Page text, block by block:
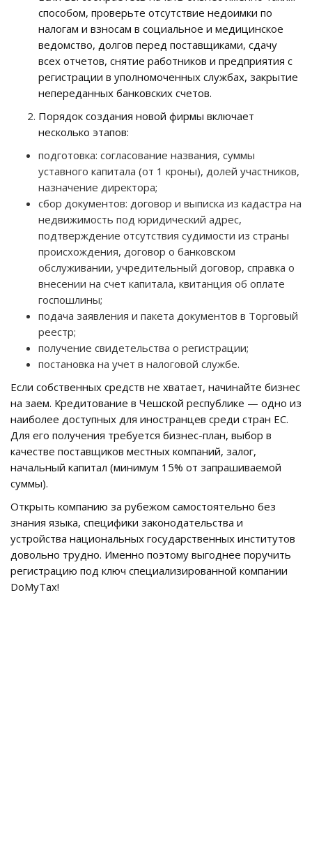
способом, проверьте отсутствие недоимки по
налогам и взносам в социальное и медицинское
ведомство, долгов перед поставщиками, сдачу
всех отчетов, снятие работников и предприятия с
регистрации в уполномоченных службах, закрытие
непереданных банковских счетов.
Порядок создания новой фирмы включает
несколько этапов:
подготовка: согласование названия, суммы
уставного капитала (от 1 кроны), долей участников,
назначение директора;
сбор документов: договор и выписка из кадастра на
недвижимость под юридический адрес,
подтверждение отсутствия судимости из страны
происхождения, договор о банковском
обслуживании, учредительный договор, справка о
внесении на счет капитала, квитанция об оплате
госпошлины;
подача заявления и пакета документов в Торговый
реестр;
получение свидетельства о регистрации;
постановка на учет в налоговой службе.
Если собственных средств не хватает, начинайте бизнес
на заем. Кредитование в Чешской республике — одно из
наиболее доступных для иностранцев среди стран ЕС.
Для его получения требуется бизнес-план, выбор в
качестве поставщиков местных компаний, залог,
начальный капитал (минимум 15% от запрашиваемой
суммы).
Открыть компанию за рубежом самостоятельно без
знания языка, специфики законодательства и
устройства национальных государственных институтов
довольно трудно. Именно поэтому выгоднее поручить
регистрацию под ключ специализированной компании
DoMyTax!